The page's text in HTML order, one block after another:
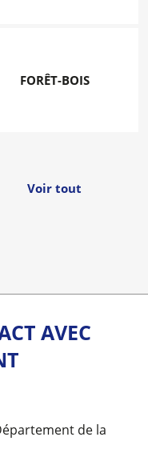
FORÊT-BOIS
Voir tout
AVEC
de la